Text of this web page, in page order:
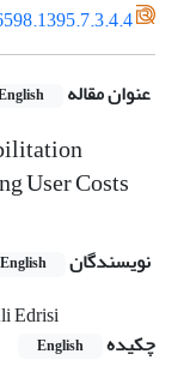
عنوان مقاله
User Costs
نویسندگان English
Edrisi
چکیده
English